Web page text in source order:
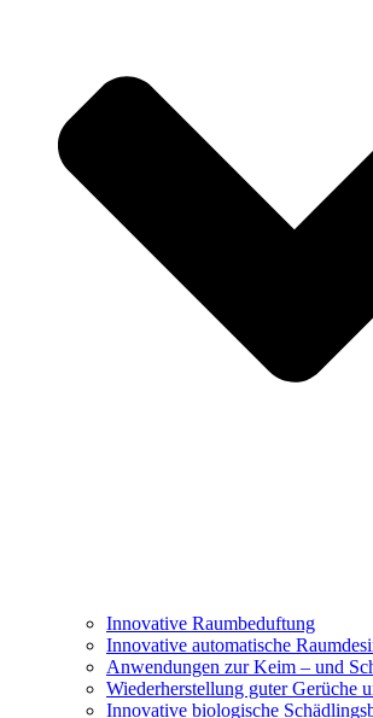
Innovative Raumbeduftung
Innovative automatische
Anwendungen zur Keim – und
Wiederherstellung guter Gerüche
Innovative biologische